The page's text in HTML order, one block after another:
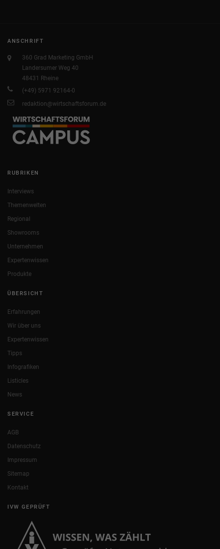
ANSCHRIFT
360 Grad Marketing GmbH
Landersumer Weg 40
48431 Rheine
(+49) 5971 92164-0
redaktion@wirtschaftsforum.de
RUBRIKEN
Interviews
Themenwelten
Regional
Showrooms
Unternehmen
Expertenwissen
Produkte
ÜBERSICHT
Erfahrungen
Wir über uns
Expertenwissen
Tipps
Infografiken
Listicles
News
SERVICE
AGB
Datenschutz
Impressum
Sitemap
Kontakt
IVW GEPRÜFT